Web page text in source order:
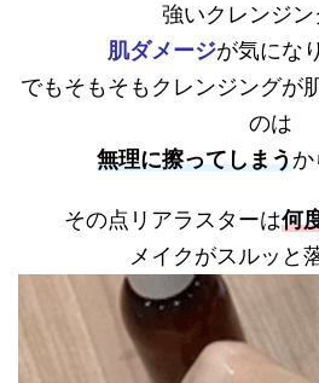
強いクレンジン
肌ダメージが気にな
でもそもそもクレンジングが
のは
無理に擦ってしまうか
その点リアラスターは何
メイクがスルッと